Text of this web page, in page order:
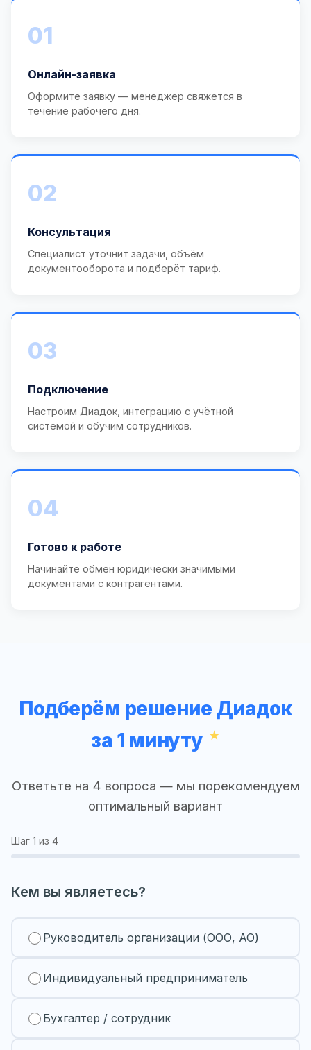
01
Онлайн-заявка
Оформите заявку — менеджер свяжется в
течение рабочего дня.
02
Консультация
Специалист уточнит задачи, объём
документооборота и подберёт тариф.
03
Подключение
Настроим Диадок, интеграцию с учётной
системой и обучим сотрудников.
04
Готово к работе
Начинайте обмен юридически значимыми
документами с контрагентами.
Подберём решение Диадок
за 1 минуту
Ответьте на 4 вопроса — мы порекомендуем
оптимальный вариант
Шаг 1 из 4
Кем вы являетесь?
Руководитель организации (ООО, АО)
Индивидуальный предприниматель
Бухгалтер / сотрудник